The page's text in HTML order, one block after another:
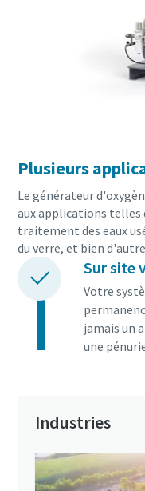
Plusieurs
Le générateur
aux applications telles
traitement des eaux
du verre, et bien
Sur site
Votre
jamais un
une
Industries